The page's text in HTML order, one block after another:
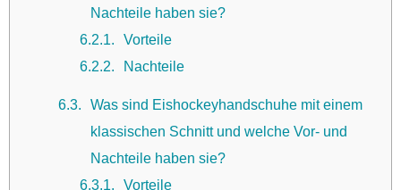
Nachteile haben sie?
6.2.1
Vorteile
6.2.2
Nachteile
6.3
Was sind Eishockeyhandschuhe mit einem
klassischen Schnitt und welche Vor- und
Nachteile haben sie?
6.3.1
Vorteile